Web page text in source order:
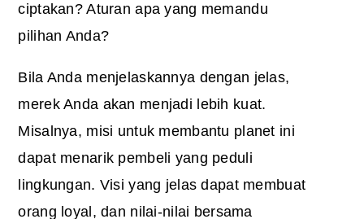
ciptakan? Aturan apa yang memandu
pilihan Anda?
Bila Anda menjelaskannya dengan jelas,
merek Anda akan menjadi lebih kuat.
Misalnya, misi untuk membantu planet ini
dapat menarik pembeli yang peduli
lingkungan. Visi yang jelas dapat membuat
orang loyal, dan nilai-nilai bersama